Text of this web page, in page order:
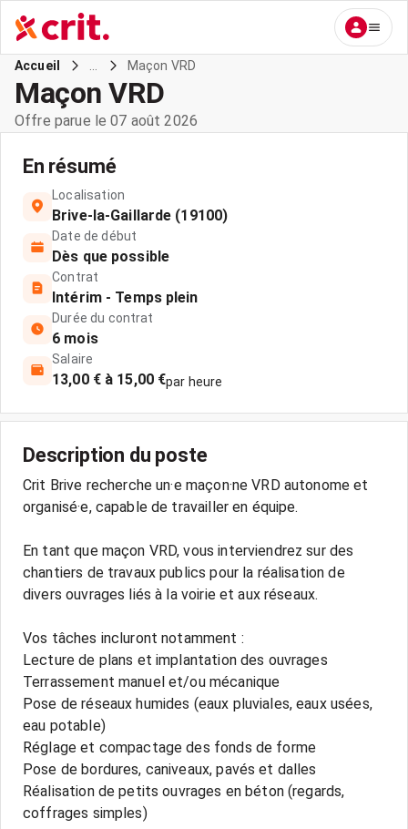
Accueil Maçon VRD
Maçon VRD
Offre parue le 07 août 2026
En résumé
Localisation
Brive-la-Gaillarde (19100)
Date de début
Dès que possible
Contrat
Intérim - Temps plein
Durée du contrat
6 mois
Salaire
13,00 € à 15,00 €par heure
Description du poste
Crit Brive recherche un·e maçon·ne VRD autonome et
organisé·e, capable de travailler en équipe.
En tant que maçon VRD, vous interviendrez sur des
chantiers de travaux publics pour la réalisation de
divers ouvrages liés à la voirie et aux réseaux.
Vos tâches incluront notamment :
Lecture de plans et implantation des ouvrages
Terrassement manuel et/ou mécanique
Pose de réseaux humides (eaux pluviales, eaux usées,
eau potable)
Réglage et compactage des fonds de forme
Pose de bordures, caniveaux, pavés et dalles
Réalisation de petits ouvrages en béton (regards,
coffrages simples)